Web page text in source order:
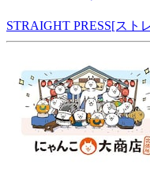
STRAIGHT PRESS[スト